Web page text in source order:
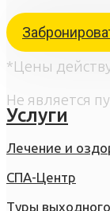
*Цены
Не является
Услуги
Лечение и
СПА-Центр
Туры